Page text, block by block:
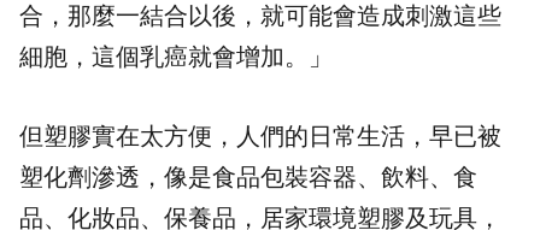
合，那麼一結合以後，就可能會造成刺激這些
細胞，這個乳癌就會增加。」
但塑膠實在太方便，人們的日常生活，早已被
塑化劑滲透，像是食品包裝容器、飲料、食
品、化妝品、保養品，居家環境塑膠及玩具，